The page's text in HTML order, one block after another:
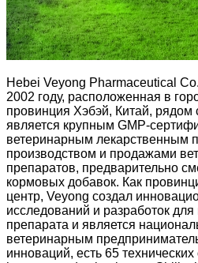
Hebei Veyong Pharmaceutical
2002 году, расположенная в
провинция Хэбэй, Китай, рядом
является крупным GMP-
ветеринарным лекарственным
производством и продажами
препаратов, предварительно
кормовых добавок. Как
центр, Veyong создал
исследований и разработок
препарата и является
ветеринарным
инноваций, есть 65